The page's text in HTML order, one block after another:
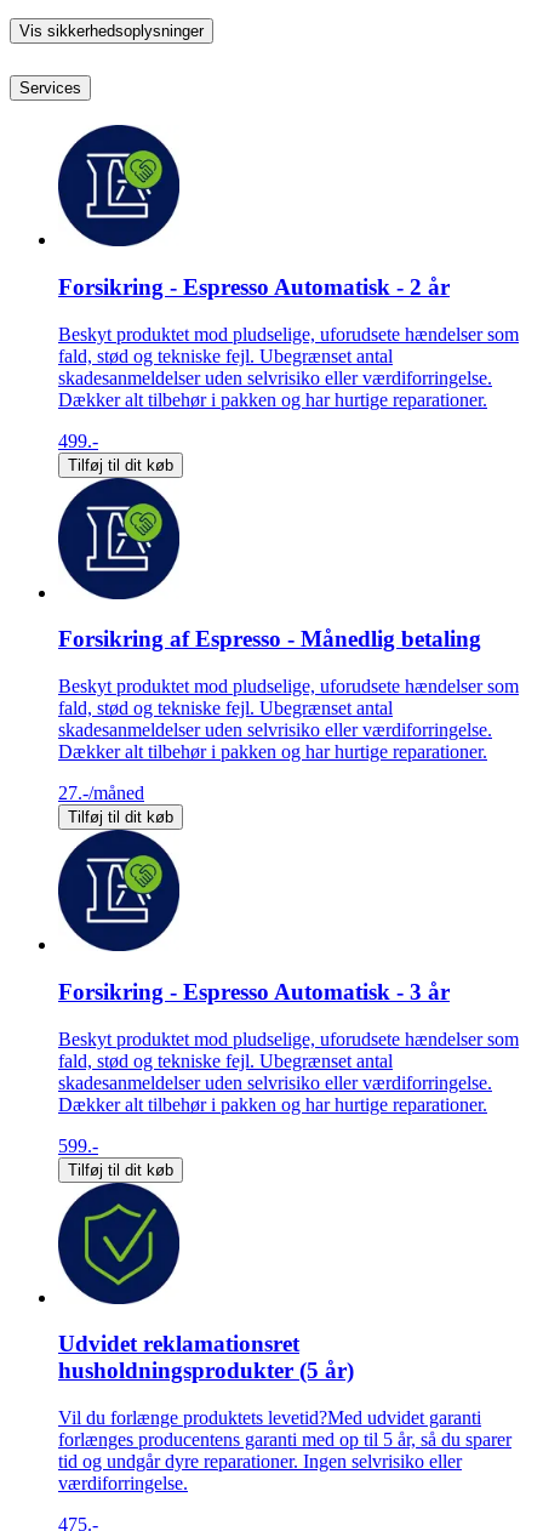
Vis sikkerhedsoplysninger
Services
Forsikring - Espresso Automatisk - 2 år
Beskyt produktet mod pludselige, uforudsete hændelser som
fald, stød og tekniske fejl. Ubegrænset antal
skadesanmeldelser uden selvrisiko eller værdiforringelse.
Dækker alt tilbehør i pakken og har hurtige reparationer.
499.-
Tilføj til dit køb
Forsikring af Espresso - Månedlig betaling
Beskyt produktet mod pludselige, uforudsete hændelser som
fald, stød og tekniske fejl. Ubegrænset antal
skadesanmeldelser uden selvrisiko eller værdiforringelse.
Dækker alt tilbehør i pakken og har hurtige reparationer.
27.-/måned
Tilføj til dit køb
Forsikring - Espresso Automatisk - 3 år
Beskyt produktet mod pludselige, uforudsete hændelser som
fald, stød og tekniske fejl. Ubegrænset antal
skadesanmeldelser uden selvrisiko eller værdiforringelse.
Dækker alt tilbehør i pakken og har hurtige reparationer.
599.-
Tilføj til dit køb
Udvidet reklamationsret
husholdningsprodukter (5 år)
Vil du forlænge produktets levetid?Med udvidet garanti
forlænges producentens garanti med op til 5 år, så du sparer
tid og undgår dyre reparationer. Ingen selvrisiko eller
værdiforringelse.
475.-